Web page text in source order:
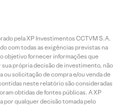
pela XP Investimentos CCTVM S.A.
com todas as exigências previstas na
objetivo fornecer informações que
própria decisão de investimento, não
solicitação de compra e/ou venda de
neste relatório são consideradas
obtidas de fontes públicas. A XP
por qualquer decisão tomada pelo